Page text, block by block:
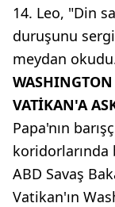
14. Leo, "Din
duruşunu
meydan
VATİKAN'A
Papa'nın
koridorlarında
ABD Savaş
Vatikan'ın